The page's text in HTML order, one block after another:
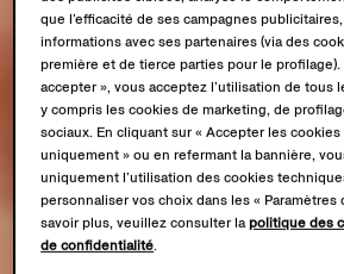
que l’efficacité de ses campagnes
informations avec ses partenaires (via des
première et de tierce parties pour le profilage).
accepter », vous acceptez l’utilisation de tous
y compris les cookies de marketing, de
sociaux. En cliquant sur « Accepter les
uniquement » ou en refermant la bannière,
uniquement l’utilisation des cookies
personnaliser vos choix dans les « Paramètres
savoir plus, veuillez consulter lapolitique des
de confidentialité.